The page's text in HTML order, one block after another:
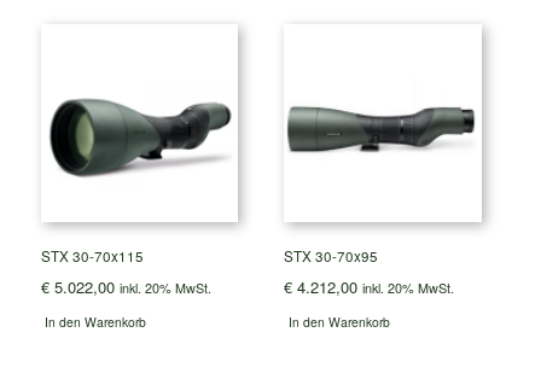
STX 30-70x115
€ 5.022,00 inkl. 20% MwSt.
In den Warenkorb
STX 30-70x95
€ 4.212,00 inkl. 20% MwSt.
In den Warenkorb